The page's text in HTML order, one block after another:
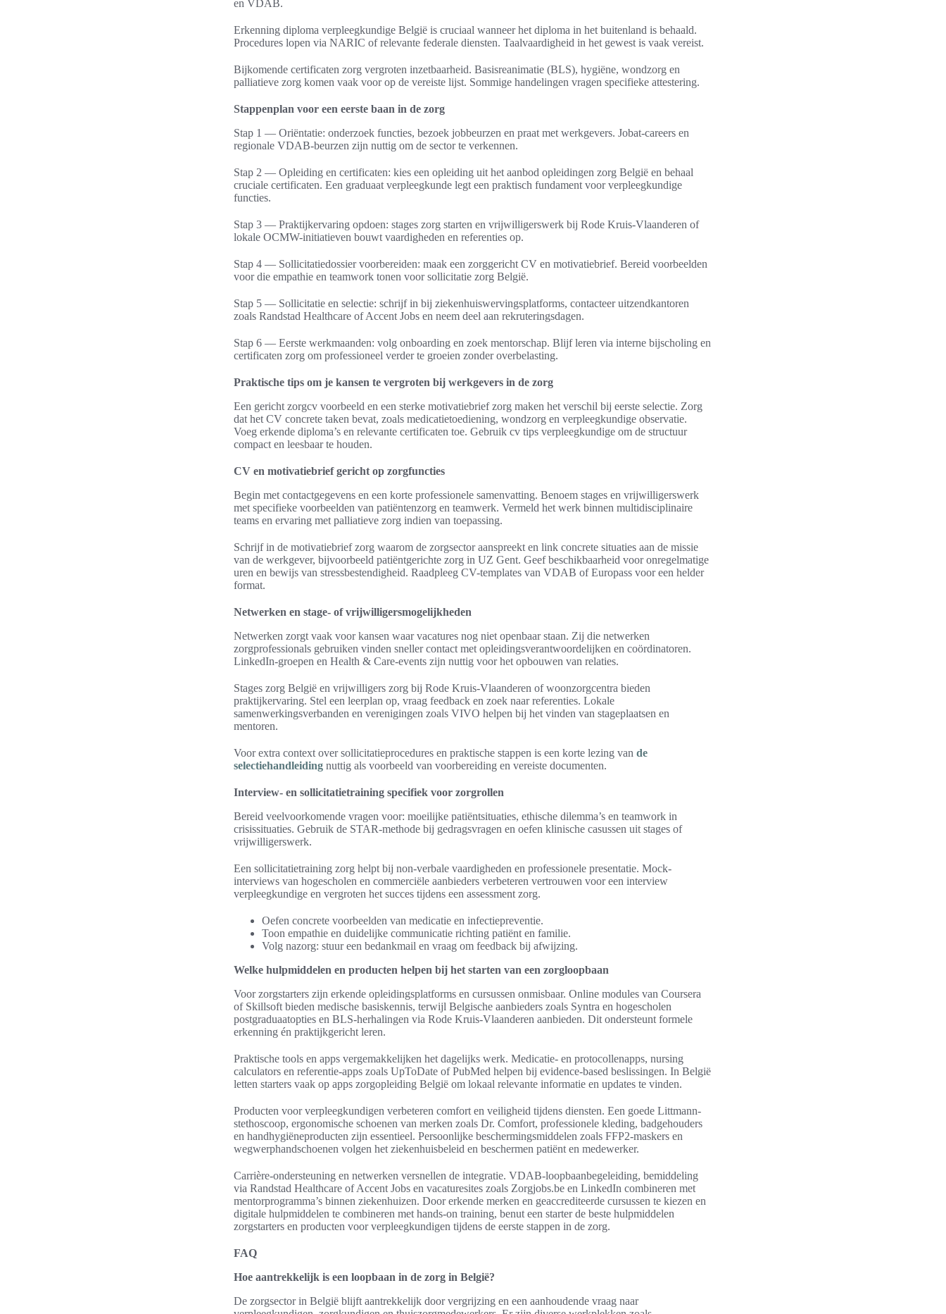
en VDAB.
Erkenning diploma verpleegkundige België is cruciaal wanneer het diploma in het buitenland is behaald.
Procedures lopen via NARIC of relevante federale diensten. Taalvaardigheid in het gewest is vaak vereist.
Bijkomende certificaten zorg vergroten inzetbaarheid. Basisreanimatie (BLS), hygiëne, wondzorg en
palliatieve zorg komen vaak voor op de vereiste lijst. Sommige handelingen vragen specifieke attestering.
Stappenplan voor een eerste baan in de zorg
Stap 1 — Oriëntatie: onderzoek functies, bezoek jobbeurzen en praat met werkgevers. Jobat-careers en
regionale VDAB-beurzen zijn nuttig om de sector te verkennen.
Stap 2 — Opleiding en certificaten: kies een opleiding uit het aanbod opleidingen zorg België en behaal
cruciale certificaten. Een graduaat verpleegkunde legt een praktisch fundament voor verpleegkundige
functies.
Stap 3 — Praktijkervaring opdoen: stages zorg starten en vrijwilligerswerk bij Rode Kruis-Vlaanderen of
lokale OCMW-initiatieven bouwt vaardigheden en referenties op.
Stap 4 — Sollicitatiedossier voorbereiden: maak een zorggericht CV en motivatiebrief. Bereid voorbeelden
voor die empathie en teamwork tonen voor sollicitatie zorg België.
Stap 5 — Sollicitatie en selectie: schrijf in bij ziekenhuiswervingsplatforms, contacteer uitzendkantoren
zoals Randstad Healthcare of Accent Jobs en neem deel aan rekruteringsdagen.
Stap 6 — Eerste werkmaanden: volg onboarding en zoek mentorschap. Blijf leren via interne bijscholing en
certificaten zorg om professioneel verder te groeien zonder overbelasting.
Praktische tips om je kansen te vergroten bij werkgevers in de zorg
Een gericht zorgcv voorbeeld en een sterke motivatiebrief zorg maken het verschil bij eerste selectie. Zorg
dat het CV concrete taken bevat, zoals medicatietoediening, wondzorg en verpleegkundige observatie.
Voeg erkende diploma’s en relevante certificaten toe. Gebruik cv tips verpleegkundige om de structuur
compact en leesbaar te houden.
CV en motivatiebrief gericht op zorgfuncties
Begin met contactgegevens en een korte professionele samenvatting. Benoem stages en vrijwilligerswerk
met specifieke voorbeelden van patiëntenzorg en teamwerk. Vermeld het werk binnen multidisciplinaire
teams en ervaring met palliatieve zorg indien van toepassing.
Schrijf in de motivatiebrief zorg waarom de zorgsector aanspreekt en link concrete situaties aan de missie
van de werkgever, bijvoorbeeld patiëntgerichte zorg in UZ Gent. Geef beschikbaarheid voor onregelmatige
uren en bewijs van stressbestendigheid. Raadpleeg CV-templates van VDAB of Europass voor een helder
format.
Netwerken en stage- of vrijwilligersmogelijkheden
Netwerken zorgt vaak voor kansen waar vacatures nog niet openbaar staan. Zij die netwerken
zorgprofessionals gebruiken vinden sneller contact met opleidingsverantwoordelijken en coördinatoren.
LinkedIn-groepen en Health & Care-events zijn nuttig voor het opbouwen van relaties.
Stages zorg België en vrijwilligers zorg bij Rode Kruis-Vlaanderen of woonzorgcentra bieden
praktijkervaring. Stel een leerplan op, vraag feedback en zoek naar referenties. Lokale
samenwerkingsverbanden en verenigingen zoals VIVO helpen bij het vinden van stageplaatsen en
mentoren.
Voor extra context over sollicitatieprocedures en praktische stappen is een korte lezing van de
selectiehandleiding nuttig als voorbeeld van voorbereiding en vereiste documenten.
Interview- en sollicitatietraining specifiek voor zorgrollen
Bereid veelvoorkomende vragen voor: moeilijke patiëntsituaties, ethische dilemma’s en teamwork in
crisissituaties. Gebruik de STAR-methode bij gedragsvragen en oefen klinische casussen uit stages of
vrijwilligerswerk.
Een sollicitatietraining zorg helpt bij non-verbale vaardigheden en professionele presentatie. Mock-
interviews van hogescholen en commerciële aanbieders verbeteren vertrouwen voor een interview
verpleegkundige en vergroten het succes tijdens een assessment zorg.
Oefen concrete voorbeelden van medicatie en infectiepreventie.
Toon empathie en duidelijke communicatie richting patiënt en familie.
Volg nazorg: stuur een bedankmail en vraag om feedback bij afwijzing.
Welke hulpmiddelen en producten helpen bij het starten van een zorgloopbaan
Voor zorgstarters zijn erkende opleidingsplatforms en cursussen onmisbaar. Online modules van Coursera
of Skillsoft bieden medische basiskennis, terwijl Belgische aanbieders zoals Syntra en hogescholen
postgraduaatopties en BLS-herhalingen via Rode Kruis-Vlaanderen aanbieden. Dit ondersteunt formele
erkenning én praktijkgericht leren.
Praktische tools en apps vergemakkelijken het dagelijks werk. Medicatie- en protocollenapps, nursing
calculators en referentie-apps zoals UpToDate of PubMed helpen bij evidence-based beslissingen. In België
letten starters vaak op apps zorgopleiding België om lokaal relevante informatie en updates te vinden.
Producten voor verpleegkundigen verbeteren comfort en veiligheid tijdens diensten. Een goede Littmann-
stethoscoop, ergonomische schoenen van merken zoals Dr. Comfort, professionele kleding, badgehouders
en handhygiëneproducten zijn essentieel. Persoonlijke beschermingsmiddelen zoals FFP2-maskers en
wegwerphandschoenen volgen het ziekenhuisbeleid en beschermen patiënt en medewerker.
Carrière-ondersteuning en netwerken versnellen de integratie. VDAB-loopbaanbegeleiding, bemiddeling
via Randstad Healthcare of Accent Jobs en vacaturesites zoals Zorgjobs.be en LinkedIn combineren met
mentorprogramma’s binnen ziekenhuizen. Door erkende merken en geaccrediteerde cursussen te kiezen en
digitale hulpmiddelen te combineren met hands-on training, benut een starter de beste hulpmiddelen
zorgstarters en producten voor verpleegkundigen tijdens de eerste stappen in de zorg.
FAQ
Hoe aantrekkelijk is een loopbaan in de zorg in België?
De zorgsector in België blijft aantrekkelijk door vergrijzing en een aanhoudende vraag naar